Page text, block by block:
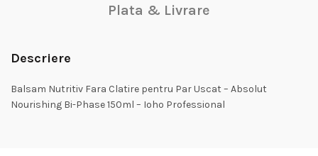
Plata & Livrare
Descriere
Balsam Nutritiv Fara Clatire pentru Par Uscat – Absolut
Nourishing Bi-Phase 150ml – Ioho Professional